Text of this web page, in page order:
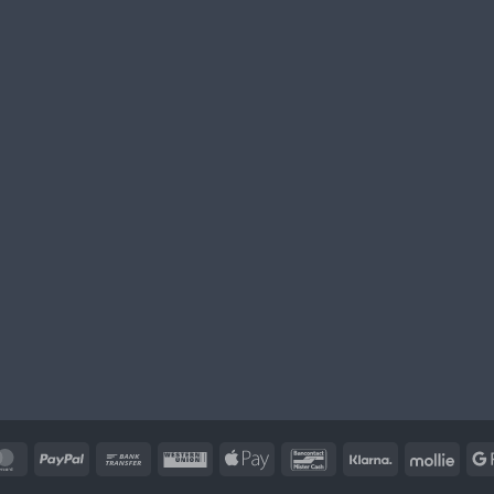
MasterCardPayPal Banküberweisung
Western Apple
BancontactKlarna Mollie